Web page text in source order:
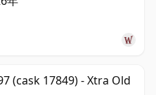
(cask 17849) - Xtra Old